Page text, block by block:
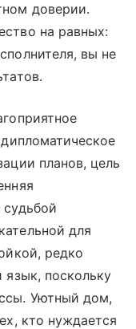
доверии.
на равных:
вы не
планов, цель
для
редко
язык, поскольку
Уютный дом,
кто нуждается